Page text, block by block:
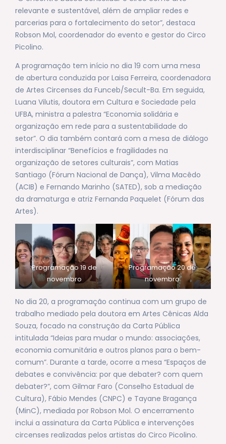
relevante e sustentável, além de ampliar redes e
parcerias para o fortalecimento do setor”, destaca
Robson Mol, coordenador do evento e gestor do Circo
Picolino.
A programação tem início no dia 19 com uma mesa
de abertura conduzida por Laisa Ferreira, coordenadora
de Artes Circenses da Funceb/Secult-Ba. Em seguida,
Luana Vilutis, doutora em Cultura e Sociedade pela
UFBA, ministra a palestra “Economia solidária e
organização em rede para a sustentabilidade do
setor”. O dia também contará com a mesa de diálogo
interdisciplinar “Benefícios e fragilidades na
organização de setores culturais”, com Matias
Santiago (Fórum Nacional de Dança), Vilma Macêdo
(ACIB) e Fernando Marinho (SATED), sob a mediação
da dramaturga e atriz Fernanda Paquelet (Fórum das
Artes).
Programação 19 de
novembro
Programação 20 de
novembro
No dia 20, a programação continua com um grupo de
trabalho mediado pela doutora em Artes Cênicas Alda
Souza, focado na construção da Carta Pública
intitulada “Ideias para mudar o mundo: associações,
economia comunitária e outros planos para o bem-
comum”. Durante a tarde, ocorre a mesa “Espaços de
debates e convivência: por que debater? com quem
debater?”, com Gilmar Faro (Conselho Estadual de
Cultura), Fábio Mendes (CNPC) e Tayane Bragança
(MinC), mediada por Robson Mol. O encerramento
inclui a assinatura da Carta Pública e intervenções
circenses realizadas pelos artistas do Circo Picolino.